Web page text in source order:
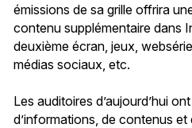
émissions de sa grille offrira
contenu supplémentaire dans
deuxième écran, jeux,
médias sociaux, etc.
Les auditoires d’aujourd’hui
d’informations, de contenus et